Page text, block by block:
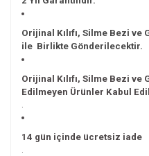
Orijinal Kılıfı, Silme Bezi ve
ile Birlikte Gönderilecektir.
Orijinal Kılıfı, Silme Bezi
Edilmeyen Ürünler Kabul
.
14 gün içinde ücretsiz iade
.